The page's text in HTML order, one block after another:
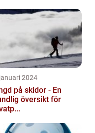
2024
på skidor - En
översikt för